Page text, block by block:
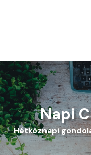
Napi
Hétköznapi